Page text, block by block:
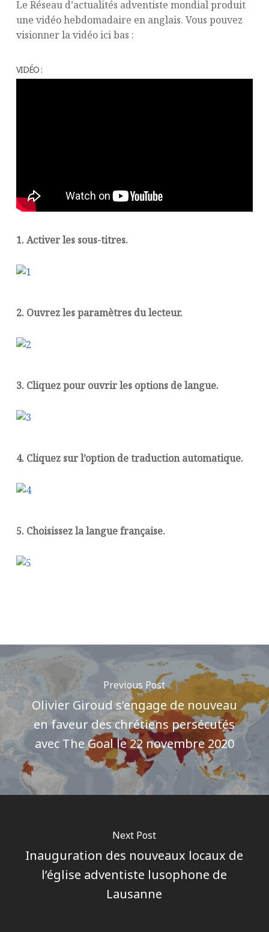
Le Réseau d’actualités adventiste mondial produit
une vidéo hebdomadaire en anglais. Vous pouvez
visionner la vidéo ici bas :
VIDÉO :
1. Activer les sous-titres.
2. Ouvrez les paramètres du lecteur.
3. Cliquez pour ouvrir les options de langue.
4. Cliquez sur l’option de traduction automatique.
5. Choisissez la langue française.
Previous Post
Olivier Giroud s’engage de nouveau
en faveur des chrétiens persécutés
avec The Goal le 22 novembre 2020
Next Post
Inauguration des nouveaux locaux de
l’église adventiste lusophone de
Lausanne